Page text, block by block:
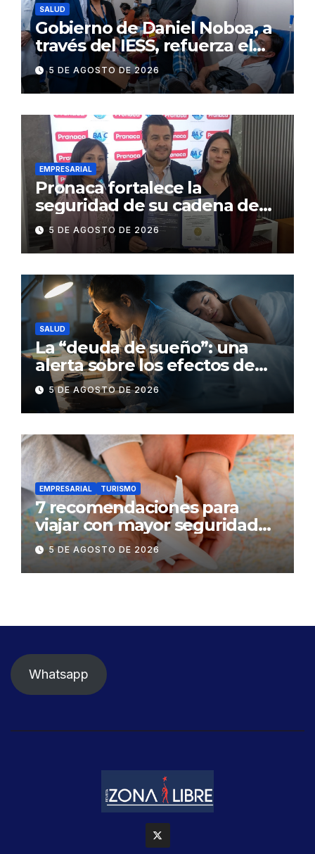
SALUD
Gobierno de Daniel Noboa, a
través del IESS, refuerza el
abastecimiento de insulina
en 86 establecimientos de
salud
5 DE AGOSTO DE 2026
EMPRESARIAL
Pronaca fortalece la
seguridad de su cadena de
suministro con certificación
BASC en dos plantas
5 DE AGOSTO DE 2026
SALUD
La “deuda de sueño”: una
alerta sobre los efectos de
dormir mal en la salud física y
mental
5 DE AGOSTO DE 2026
EMPRESARIAL TURISMO
7 recomendaciones para
viajar con mayor seguridad
dentro y fuera del Ecuador
5 DE AGOSTO DE 2026
Whatsapp